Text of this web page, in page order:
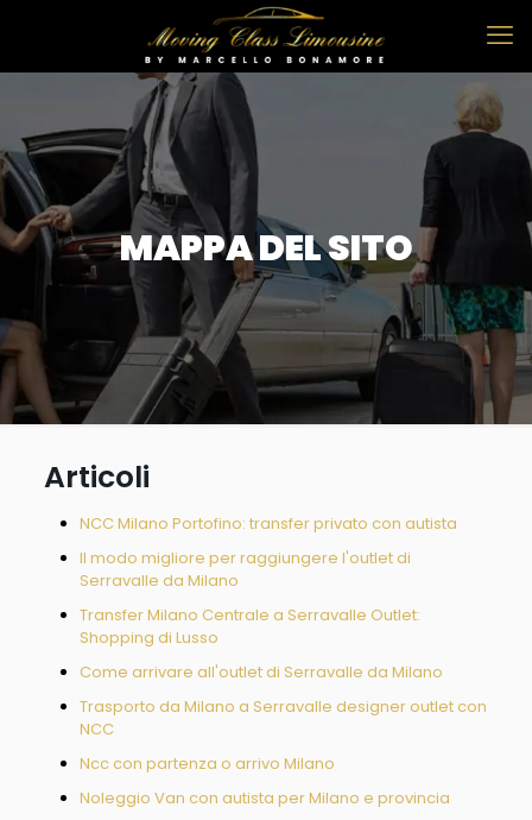
MAPPA DEL SITO
Articoli
NCC Milano Portofino: transfer privato con autista
Il modo migliore per raggiungere l'outlet di
Serravalle da Milano
Transfer Milano Centrale a Serravalle Outlet:
Shopping di Lusso
Come arrivare all'outlet di Serravalle da Milano
Trasporto da Milano a Serravalle designer outlet con
NCC
Ncc con partenza o arrivo Milano
Noleggio Van con autista per Milano e provincia